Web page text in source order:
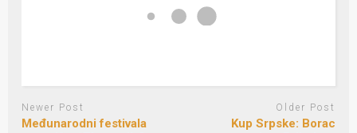
Newer Post
Međunarodni festivala
Older Post
Kup Srpske: Borac